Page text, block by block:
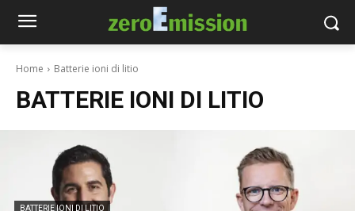
Home Batterie ioni di litio
BATTERIE IONI DI LITIO
BATTERIE IONI DI LITIO